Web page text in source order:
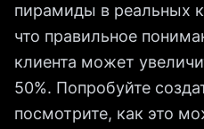
пирамиды в реальных
что правильное
клиента может
50%. Попробуйте
посмотрите, как это